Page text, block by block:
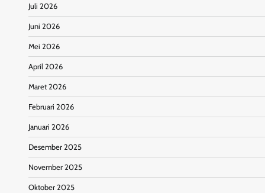
Juli 2026
Juni 2026
Mei 2026
April 2026
Maret 2026
Februari 2026
Januari 2026
Desember 2025
November 2025
Oktober 2025